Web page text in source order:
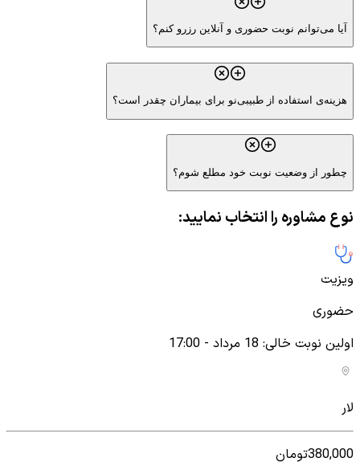
آیا می‌توانم نوبت حضوری و آنلاین رزرو کنم؟
هزینه‌ی استفاده از طبیبی‌نو برای بیماران چقدر است؟
چطور از وضعیت نوبت خود مطلع شوم؟
نوع مشاوره را انتخاب نمایید:
ویزیت
حضوری
اولین نوبت خالی:
لار
380,000تومان